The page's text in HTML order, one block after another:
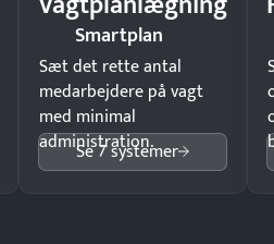
Smartplan
Sæt det rette antal
medarbejdere på vagt
med minimal
administration.
Se 7 systemer